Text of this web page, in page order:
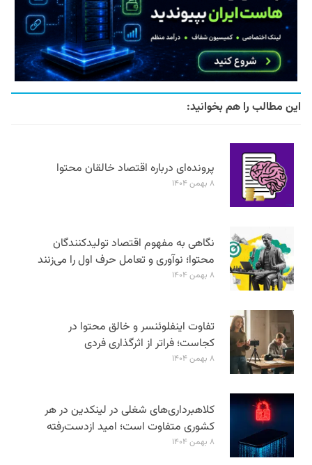
این مطالب را هم بخوانید:
پرونده‌ای درباره اقتصاد خالقان محتوا
۸ بهمن ۱۴۰۴
نگاهی به مفهوم اقتصاد تولیدکنندگان
محتوا؛ نوآوری و تعامل حرف اول را می‌زنند
۸ بهمن ۱۴۰۴
تفاوت اینفلوئنسر و خالق محتوا در
کجاست؛ فراتر از اثرگذاری فردی
۸ بهمن ۱۴۰۴
کلاهبرداری‌های شغلی در لینکدین در هر
کشوری متفاوت است؛ امید ازدست‌رفته
۸ بهمن ۱۴۰۴